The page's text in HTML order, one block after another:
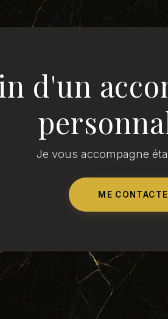
d'un
Je vous accompagne
ME